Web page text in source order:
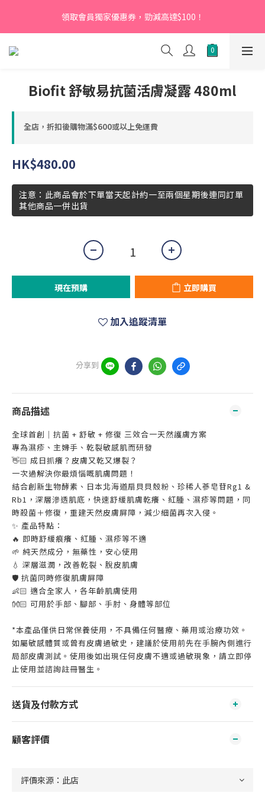
【新會員】即日起至2026月12月31日，首次下單輸入優惠碼
「NEW95」即可享95折
領取會員獨家優惠券，勁減高達$100！
【新會員】即日起至2026月12月31日，首次下單輸入優惠碼
「NEW95」即可享95折
Biofit 舒敏易抗菌活膚凝露 480ml
全店，折扣後購物滿$600或以上免運費
HK$480.00
注意：此商品會於下單當天起計約一至兩個星期後連同訂單
其他商品一併出貨
現在預購 立即購買
加入追蹤清單
分享到
商品描述
全球首創｜抗菌 + 舒敏 + 修復 三效合一天然護膚方案
專為濕疹、主婦手、乾裂敏感肌而研發
👋🏻 成日抓癢？皮膚又乾又爆裂？
一次過解決你最煩惱嘅肌膚問題！
結合創新生物酵素、日本北海道扇貝貝殼粉、珍稀人蔘皂苷Rg1 &
Rb1，深層滲透肌底，快速舒緩肌膚乾癢、紅腫、濕疹等問題，同
時殺菌＋修復，重建天然皮膚屏障，減少細菌再次入侵。
✨ 產品特點：
🔥 即時舒緩痕癢、紅腫、濕疹等不適
🌱 純天然成分，無藥性，安心使用
💧 深層滋潤，改善乾裂、脫皮肌膚
🛡️ 抗菌同時修復肌膚屏障
👶🏻 適合全家人，各年齡肌膚使用
👐🏻 可用於手部、腳部、手肘、身體等部位
*本產品僅供日常保養使用，不具備任何醫療、藥用或治療功效。
如屬敏感體質或曾有皮膚過敏史，建議於使用前先在手腕內側進行
局部皮膚測試。使用後如出現任何皮膚不適或過敏現象，請立即停
止使用並諮詢註冊醫生。
送貨及付款方式
顧客評價